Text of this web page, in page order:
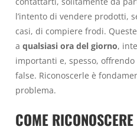
l’intento di vendere prodotti,
casi, di compiere frodi.
a qualsiasi ora del giorno,
importanti e, spesso,
false. Riconoscerle è
problema.
COME